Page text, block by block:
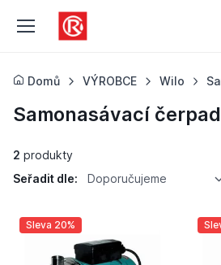
Domů VÝROBCE Wilo
Samonasávací
2 produkty
Seřadit dle:
Doporučujeme
Sleva 20%